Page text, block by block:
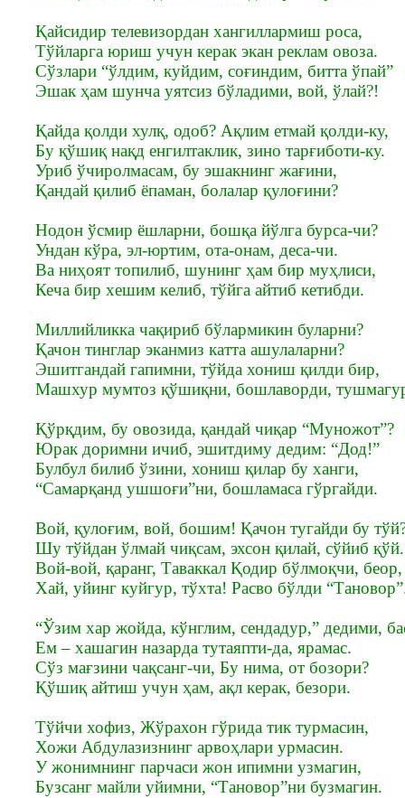
Қайсидир телевизордан хангиллармиш роса,
Тўйларга юриш учун керак экан реклам овоза.
Сўзлари “ўлдим, куйдим, соғиндим, битта ўпай”
Эшак ҳам шунча уятсиз бўладими, вой, ўлай?!
Қайда қолди хулқ, одоб? Ақлим етмай қолди-ку,
Бу қўшиқ нақд енгилтаклик, зино тарғиботи-ку.
Уриб ўчиролмасам, бу эшакнинг жағини,
Қандай қилиб ёпаман, болалар қулоғини?
Нодон ўсмир ёшларни, бошқа йўлга бурса-чи?
Ундан кўра, эл-юртим, ота-онам, деса-чи.
Ва ниҳоят топилиб, шунинг ҳам бир муҳлиси,
Кеча бир хешим келиб, тўйга айтиб кетибди.
Миллийликка чақириб бўлармикин буларни?
Қачон тинглар эканмиз катта ашулаларни?
Эшитгандай гапимни, тўйда хониш қилди бир,
Машхур мумтоз қўшиқни, бошлаворди,
Қўрқдим, бу овозида, қандай чиқар “Муножот”?
Юрак доримни ичиб, эшитдиму дедим: “Дод!”
Булбул билиб ўзини, хониш қилар бу ханги,
“Самарқанд ушшоғи”ни, бошламаса гўргайди.
Вой, қулоғим, вой, бошим! Қачон тугайди бу
Шу тўйдан ўлмай чиқсам, эхсон қилай, сўйиб қўй.
Вой-вой, қаранг, Таваккал Қодир бўлмоқчи, беор,
Хай, уйинг куйгур, тўхта! Расво бўлди
“Ўзим хар жойда, кўнглим, сендадур,” дедими,
Ем – хашагин назарда тутаяпти-да, ярамас.
Сўз мағзини чақсанг-чи, Бу нима, от бозори?
Қўшиқ айтиш учун ҳам, ақл керак, безори.
Тўйчи хофиз, Жўрахон гўрида тик турмасин,
Хожи Абдулазизнинг арвоҳлари урмасин.
У жонимнинг парчаси жон ипимни узмагин,
Бузсанг майли уйимни, “Тановор”ни бузмагин.